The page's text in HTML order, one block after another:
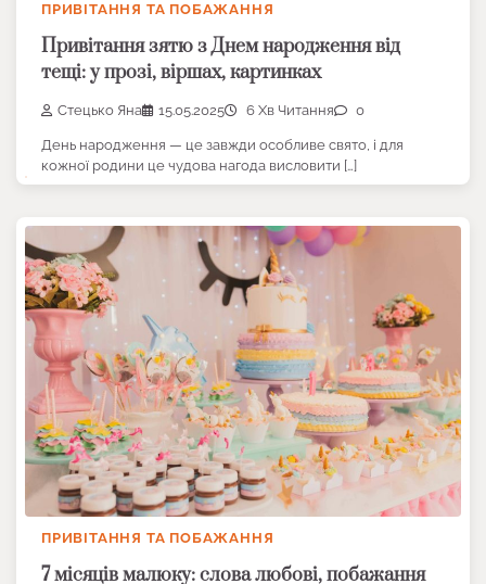
ПРИВІТАННЯ ТА ПОБАЖАННЯ
Привітання зятю з Днем народження від
тещі: у прозі, віршах, картинках
Стецько Яна 15.05.2025 6 Хв Читання 0
День народження — це завжди особливе свято, і для
кожної родини це чудова нагода висловити […]
ПРИВІТАННЯ ТА ПОБАЖАННЯ
7 місяців малюку: слова любові, побажання